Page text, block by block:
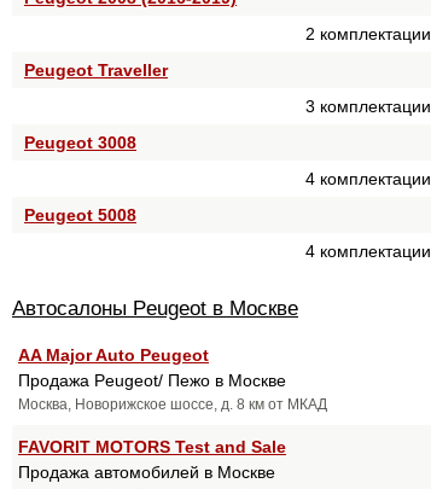
2 комплектации
Peugeot Traveller
3 комплектации
Peugeot 3008
4 комплектации
Peugeot 5008
4 комплектации
Автосалоны Peugeot в Москве
AA Major Auto Peugeot
Продажа Peugeot/ Пежо в Москве
Москва, Новорижское шоссе, д. 8 км от МКАД
FAVORIT MOTORS Test and Sale
Продажа автомобилей в Москве